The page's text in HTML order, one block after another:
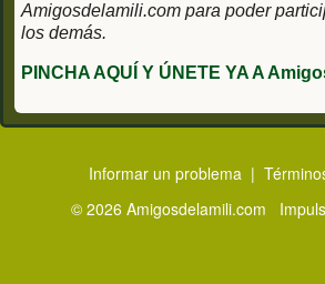
Amigosdelamili.com para poder
los demás.
PINCHA AQUÍ Y ÚNETE YA A
Informar un problema|
© 2026 Amigosdelamili.com